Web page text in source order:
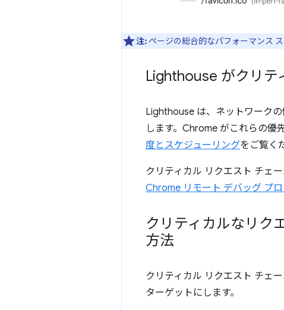
注: ページの総合的なパフォーマンス
Lighthouse がクリテ
Lighthouse は、ネットワーク
します。Chrome がこれらの優
度とスケジューリングをご覧く
クリティカル リクエスト チェ
Chrome リモート デバッグ プ
クリティカルなリク
方法
クリティカル リクエスト チェ
ターゲットにします。